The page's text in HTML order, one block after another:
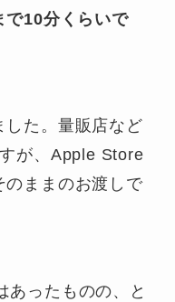
で10分くらいで
した。量販店など
が、Apple Store
のままのお渡しで
あったものの、と